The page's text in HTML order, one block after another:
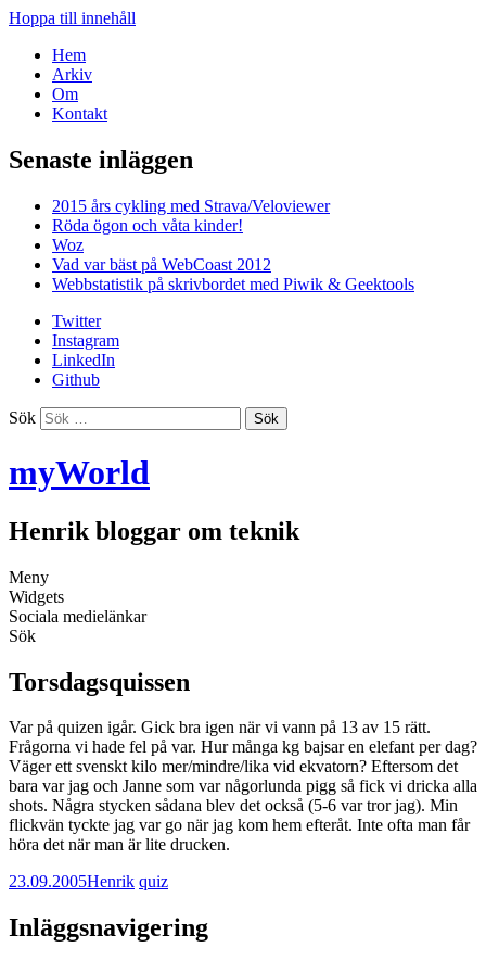
Hoppa till innehåll
Hem
Arkiv
Om
Kontakt
Senaste inläggen
2015 års cykling med Strava/Veloviewer
Röda ögon och våta kinder!
Woz
Vad var bäst på WebCoast 2012
Webbstatistik på skrivbordet med Piwik & Geektools
Twitter
Instagram
LinkedIn
Github
Sök
myWorld
Henrik bloggar om teknik
Meny
Widgets
Sociala medielänkar
Sök
Torsdagsquissen
Var på quizen igår. Gick bra igen när vi vann på 13 av 15 rätt.
Frågorna vi hade fel på var. Hur många kg bajsar en elefant per dag?
Väger ett svenskt kilo mer/mindre/lika vid ekvatorn? Eftersom det
bara var jag och Janne som var någorlunda pigg så fick vi dricka alla
shots. Några stycken sådana blev det också (5-6 var tror jag). Min
flickvän tyckte jag var go när jag kom hem efteråt. Inte ofta man får
höra det när man är lite drucken.
23.09.2005Henrik quiz
Inläggsnavigering